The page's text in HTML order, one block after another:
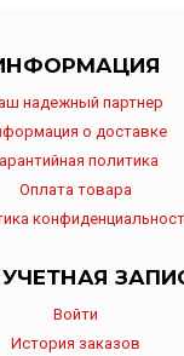
надежный партнер
о доставке
политика
Оплата товара
Войти
История заказов